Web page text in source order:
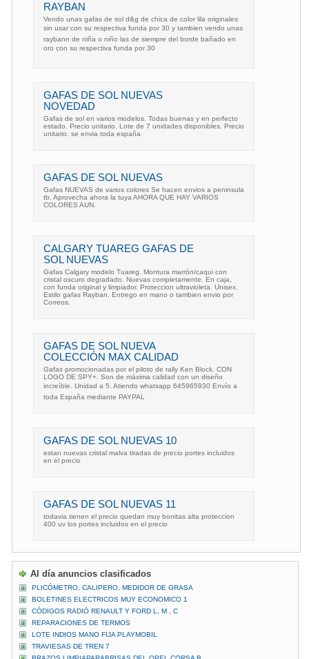
RAYBAN
Vendo unas gafas de sol d&g de chica de color lila originales
sin usar con su respectiva funda por 30 y tambien vendo unas
raybann de niña o niño las de siempre del borde bañado en
oro con su respectiva funda por 30
GAFAS DE SOL NUEVAS
NOVEDAD
Gafas de sol en varios modelos. Todas buenas y en perfecto
estado. Precio unitario. Lote de 7 unidades disponibles. Precio
unitario. se envia toda españa
GAFAS DE SOL NUEVAS
Gafas NUEVAS de varios colores Se hacen envios a peninsula
tb. Aprovecha ahora la tuya AHORA QUE HAY VARIOS
COLORES AUN.
CALGARY TUAREG GAFAS DE
SOL NUEVAS
Gafas Calgary modelo Tuareg. Montura marrón/caqui con
cristal oscuro degradado. Nuevas completamente. En caja,
con funda original y limpiador. Proteccion ultravioleta. Unisex.
Estilo gafas Rayban. Entrego en mano o tambien envio por
Correos.
GAFAS DE SOL NUEVA
COLECCIÓN MAX CALIDAD
Gafas promocionadas por el piloto de rally Ken Block. CON
LOGO DE SPY+. Son de máxima calidad con un diseño
increíble. Unidad a 5. Atiendo whatsapp 645965930 Envío a
toda España mediante PAYPAL
GAFAS DE SOL NUEVAS 10
estan nuevas cristal malva tiradas de precio portes incluidos
en el precio
GAFAS DE SOL NUEVAS 11
todavia tienen el precio quedan muy bonitas alta proteccion
400 uv los portes incluidos en el precio
Al día anuncios clasificados
PLICÓMETRO, CALIPERO, MEDIDOR DE GRASA
BOLETINES ELECTRICOS MUY ECONOMICO 1
CÓDIGOS RADIÓ RENAULT Y FORD L, M , C
REPARACIONES DE TERMOS
LOTE INDIOS MANO FIJA PLAYMOBIL
TRAVIESAS DE TREN 7